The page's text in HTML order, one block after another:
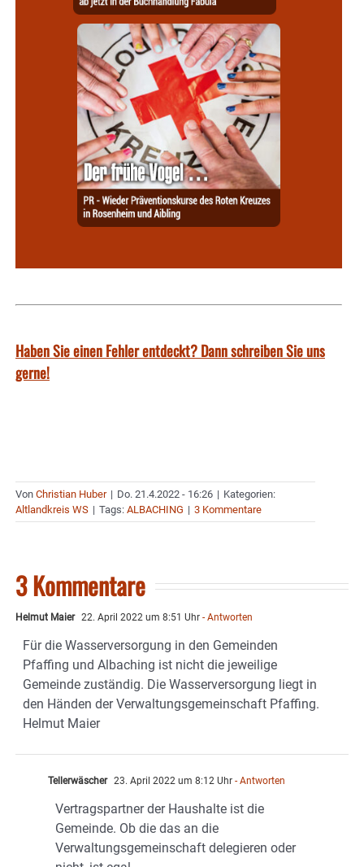
Haben Sie einen Fehler entdeckt? Dann schreiben Sie uns
gerne!
Von Christian Huber | Do. 21.4.2022 - 16:26 | Kategorien:
Altlandkreis WS | Tags: ALBACHING | 3 Kommentare
3 Kommentare
Helmut Maier 22. April 2022 um 8:51 Uhr - Antworten
Für die Wasserversorgung in den Gemeinden
Pfaffing und Albaching ist nicht die jeweilige
Gemeinde zuständig. Die Wasserversorgung liegt in
den Händen der Verwaltungsgemeinschaft Pfaffing.
Helmut Maier
Tellerwäscher 23. April 2022 um 8:12 Uhr - Antworten
Vertragspartner der Haushalte ist die
Gemeinde. Ob die das an die
Verwaltungsgemeinschaft delegieren oder